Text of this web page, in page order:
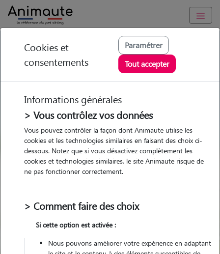
GARDE ANIMAUX à Inzinzac-Lochrist : Garde chien et chat en
famille ou à domicile, visites et promenades
Trouvez une garde animaux à
Inzinzac-Lochrist
Parmi nos pet-sitters à Inzinzac-
Lochrist
Cookies et
consentements
Paramétrer
Tout accepter
Informations générales
> Vous contrôlez vos données
Vous pouvez contrôler la façon dont Animaute utilise les
cookies et les technologies similaires en faisant des choix ci-
dessous. Notez que si vous désactivez complètement les
cookies et technologies similaires, le site Animaute risque de
ne pas fonctionner correctement.
> Comment faire des choix
Si cette option est activée :
Nous pouvons améliorer votre expérience en adaptant